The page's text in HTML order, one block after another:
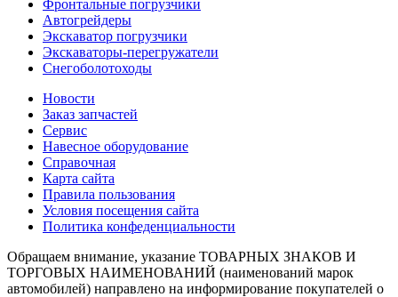
Фронтальные погрузчики
Автогрейдеры
Экскаватор погрузчики
Экскаваторы-перегружатели
Снегоболотоходы
Новости
Заказ запчастей
Сервис
Навесное оборудование
Справочная
Карта сайта
Правила пользования
Условия посещения сайта
Политика конфеденциальности
Обращаем внимание, указание ТОВАРНЫХ ЗНАКОВ И
ТОРГОВЫХ НАИМЕНОВАНИЙ (наименований марок
автомобилей) направлено на информирование покупателей о